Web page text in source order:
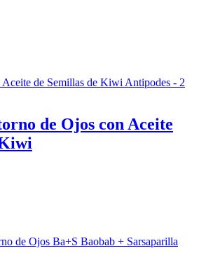
de Ojos con Aceite